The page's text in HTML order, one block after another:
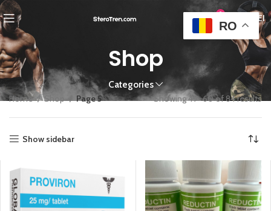
0 LEI
Shop
Categories
Home Shop Page 5 Showing 49–60 of 84 results
Show sidebar
RO